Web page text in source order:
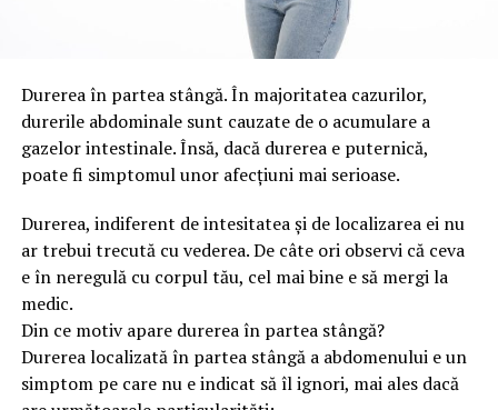
Durerea în partea stângă. În majoritatea cazurilor,
durerile abdominale sunt cauzate de o acumulare a
gazelor intestinale. Însă, dacă durerea e puternică,
poate fi simptomul unor afecțiuni mai serioase.
Durerea, indiferent de intesitatea și de localizarea ei nu
ar trebui trecută cu vederea. De câte ori observi că ceva
e în neregulă cu corpul tău, cel mai bine e să mergi la
medic.
Din ce motiv apare durerea în partea stângă?
Durerea localizată în partea stângă a abdomenului e un
simptom pe care nu e indicat să îl ignori, mai ales dacă